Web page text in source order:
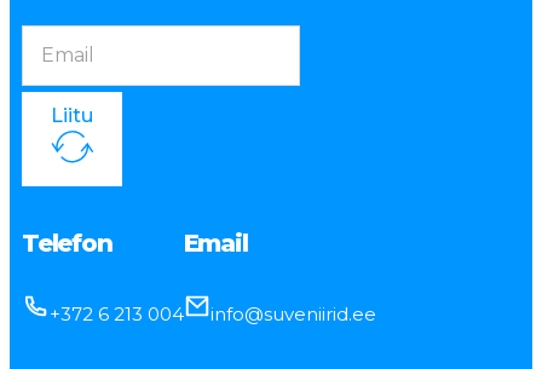
Liitu
Telefon
+372 6 213 004
Email
info@suveniirid.ee